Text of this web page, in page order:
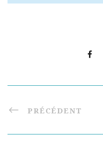
PRÉCÉDENT